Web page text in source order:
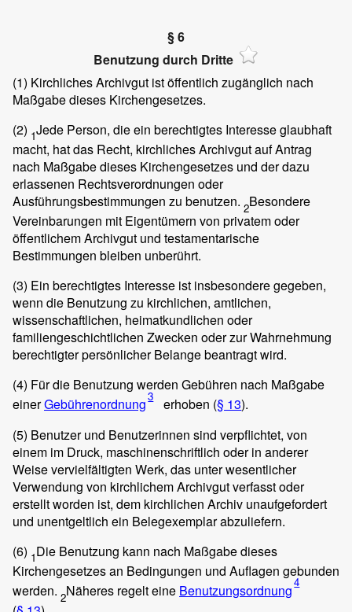
§ 6
Benutzung durch Dritte
(1) Kirchliches Archivgut ist öffentlich zugänglich nach
Maßgabe dieses Kirchengesetzes.
(2) 1Jede Person, die ein berechtigtes Interesse glaubhaft
macht, hat das Recht, kirchliches Archivgut auf Antrag
nach Maßgabe dieses Kirchengesetzes und der dazu
erlassenen Rechtsverordnungen oder
Ausführungsbestimmungen zu benutzen. 2Besondere
Vereinbarungen mit Eigentümern von privatem oder
öffentlichem Archivgut und testamentarische
Bestimmungen bleiben unberührt.
(3) Ein berechtigtes Interesse ist insbesondere gegeben,
wenn die Benutzung zu kirchlichen, amtlichen,
wissenschaftlichen, heimatkundlichen oder
familiengeschichtlichen Zwecken oder zur Wahrnehmung
berechtigter persönlicher Belange beantragt wird.
(4) Für die Benutzung werden Gebühren nach Maßgabe
einerGebührenordnung3 erhoben (§ 13).
(5) Benutzer und Benutzerinnen sind verpflichtet, von
einem im Druck, maschinenschriftlich oder in anderer
Weise vervielfältigten Werk, das unter wesentlicher
Verwendung von kirchlichem Archivgut verfasst oder
erstellt worden ist, dem kirchlichen Archiv unaufgefordert
und unentgeltlich ein Belegexemplar abzuliefern.
(6) 1Die Benutzung kann nach Maßgabe dieses
Kirchengesetzes an Bedingungen und Auflagen gebunden
werden. 2Näheres regelt eine Benutzungsordnung4